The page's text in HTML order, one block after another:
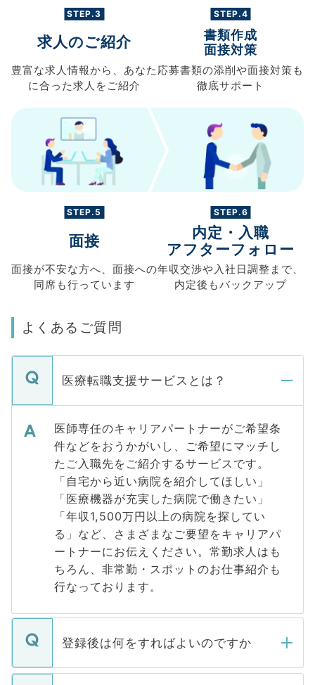
STEP.3
求人のご紹介
豊富な求人情報から、 あなた
に合った求人を ご紹介
STEP.4
書類作成
面接対策
応募書類の添削や面接対策も
徹底サポート
STEP.5
面接
面接が不安な方へ、 面接への
同席も行っています
STEP.6
内定・入職
アフターフォロー
年収交渉や入社日調整まで、
内定後もバックアップ
よくあるご質問
医療転職支援サービスとは？
医師専任のキャリアパートナーがご希望条
件などをおうかがいし、ご希望にマッチし
たご入職先をご紹介するサービスです。
「自宅から近い病院を紹介してほしい」
「医療機器が充実した病院で働きたい」
「年収1,500万円以上の病院を探してい
る」など、さまざまなご要望をキャリアパ
ートナーにお伝えください。常勤求人はも
ちろん、非常勤・スポットのお仕事紹介も
行なっております。
登録後は何をすればよいのですか
ご登録いただきましたら、弊社担当者がご